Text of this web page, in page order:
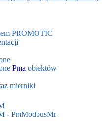
PROMOTIC
Pma obiektów
mierniki
- PmModbusMr